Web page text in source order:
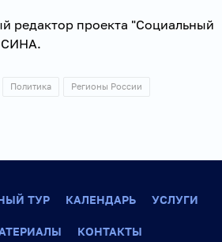
редактор проекта "Социальный
Политика Регионы России
ТУР КАЛЕНДАРЬ УСЛУГИ
КОНТАКТЫ